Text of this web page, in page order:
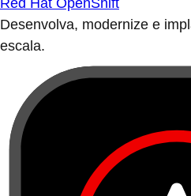
Red Hat OpenShift
Desenvolva, modernize e
escala.